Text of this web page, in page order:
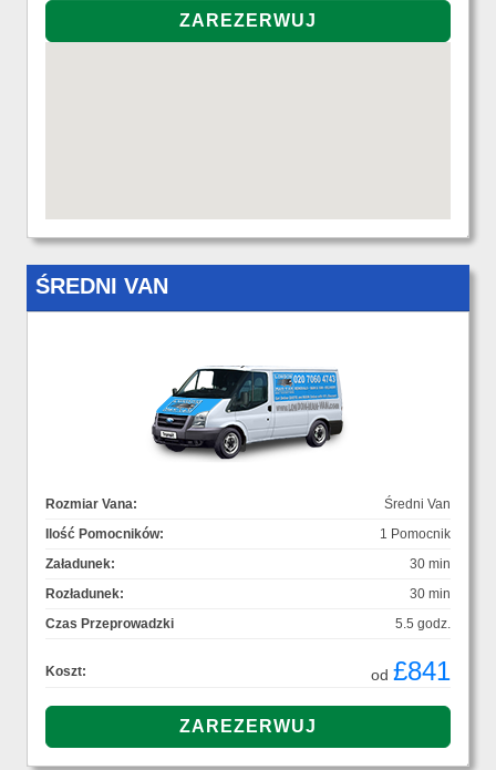
ŚREDNI VAN
Rozmiar Vana:
Średni Van
Ilość Pomocników:
1 Pomocnik
Załadunek:
30 min
Rozładunek:
30 min
Czas Przeprowadzki
5.5 godz.
Koszt: od £841